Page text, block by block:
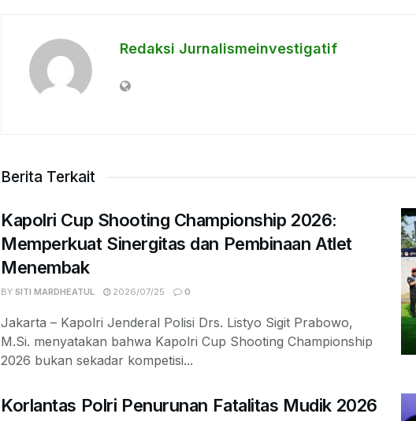
Redaksi Jurnalismeinvestigatif
Berita Terkait
Kapolri Cup Shooting Championship 2026:
Memperkuat Sinergitas dan Pembinaan Atlet
Menembak
BY SITI MARDHEATUL 2026/07/25 0
Jakarta – Kapolri Jenderal Polisi Drs. Listyo Sigit Prabowo,
M.Si. menyatakan bahwa Kapolri Cup Shooting Championship
2026 bukan sekadar kompetisi...
Korlantas Polri Penurunan Fatalitas Mudik 2026